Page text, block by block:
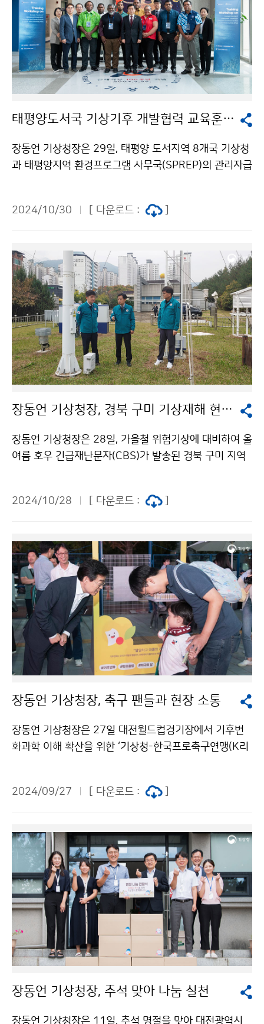
태평양도서국 기상기후 개발협력 교육훈련 워크숍
장동언 기상청장은 29일, 태평양 도서지역 8개국 기상청
과 태평양지역 환경프로그램 사무국(SPREP)의 관리자급
28일(월)부터 11월 1일(금)까지 기상청 서울청사에서 운
2024/10/30 [ 다운로드 :
장동언 기상청장, 경북 구미 기상재해 현장 방문
장동언 기상청장은 28일, 가을철 위험기상에 대비하여 올
여름 호우 긴급재난문자(CBS)가 발송된 경북 구미 지역
대한 주민들의 현장의견을 청취하였다.
2024/10/28 [ 다운로드 :
장동언 기상청장, 축구 팬들과 현장 소통
장동언 기상청장은 27일 대전월드컵경기장에서 기후변
화과학 이해 확산을 위한 ‘기상청-한국프로축구연맹(K리
하고 시축을 진행하였다.
2024/09/27 [ 다운로드 :
장동언 기상청장, 추석 맞아 나눔 실천
장동언 기상청장은 11일, 추석 명절을 맞아 대전광역시